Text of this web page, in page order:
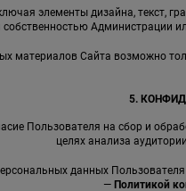
элементы дизайна, текст,
Администрации
материалов Сайта возможно
5.
Пользователя на сбор и
целях анализа
данных
— Политикой